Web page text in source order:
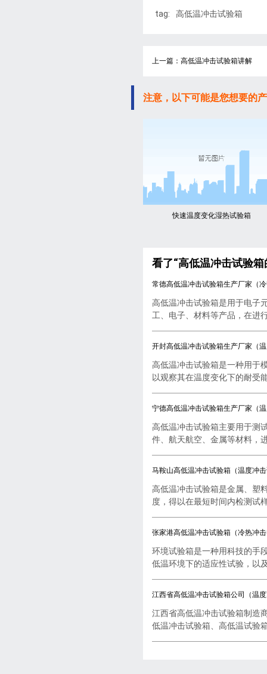
tag: 高低温冲击试验箱
上一篇：高低温冲击试验箱讲解
注意，以下可能是您想要的
快速温度变化湿热试验箱
看了“高低温冲击试验
常德高低温冲击试验箱生产厂家（
高低温冲击试验箱是用于电子
工、电子、材料等产品，在进
开封高低温冲击试验箱生产厂家（
高低温冲击试验箱是一种用于
以观察其在温度变化下的耐受
宁德高低温冲击试验箱生产厂家（
高低温冲击试验箱主要用于测
件、航天航空、金属等材料，
马鞍山高低温冲击试验箱（温度冲
高低温冲击试验箱是金属、塑
度，得以在最短时间内检测试
张家港高低温冲击试验箱（冷热冲
环境试验箱是一种用科技的手
低温环境下的适应性试验，以
江西省高低温冲击试验箱公司（温
江西省高低温冲击试验箱制造
低温冲击试验箱、高低温试验